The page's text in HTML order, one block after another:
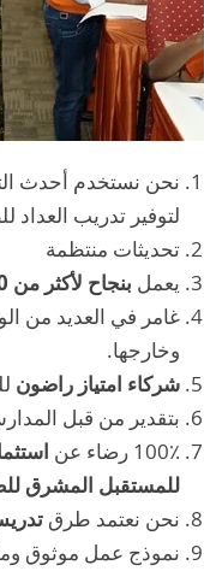
نحن نستخدم أحدث
لتوفير تدريب العداد
تحديثات منتظمة
يعمل بنجاح لأكثر من 20 عامًا
غامر في العديد من
وخارجها.
شركاء امتياز راضون
بتقدير من قبل
100٪ رضاء عن
للمستقبل المشرق
نحن نعتمد طرق
نموذج عمل موثوق